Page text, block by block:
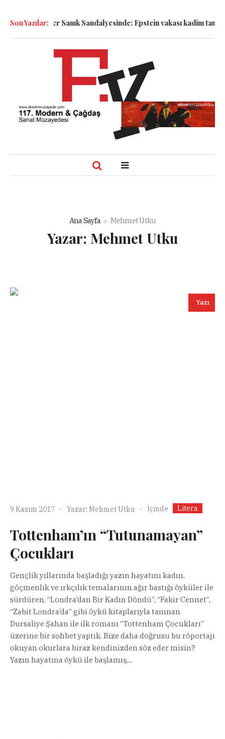
Son Yazılar:
Semboller Sanık Sandalyesinde: Epstein vakası kadim
Ana Sayfa Mehmet Utku
Yazar: Mehmet Utku
Yazı
9 Kasım 2017 Yazar: Mehmet Utku İçinde Litera
Tottenham’ın “Tutunamayan”
Çocukları
Gençlik yıllarında başladığı yazın hayatını kadın,
göçmenlik ve ırkçılık temalarının ağır bastığı öyküler ile
sürdüren, “Londra’dan Bir Kadın Döndü”, “Fakir Cennet”,
“Zabit Londra’da” gibi öykü kitaplarıyla tanınan
Dursaliye Şahan ile ilk romanı “Tottenham Çocukları”
üzerine bir sohbet yaptık. Bize daha doğrusu bu röportajı
okuyan okurlara biraz kendinizden söz eder misin?
Yazın hayatına öykü ile başlamış,...